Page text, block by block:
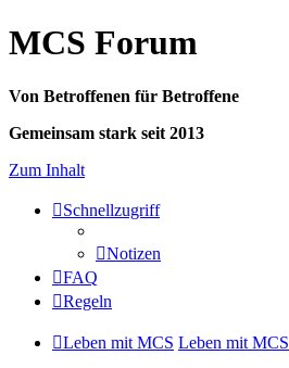
MCS Forum
Von Betroffenen für Betroffene
Gemeinsam stark seit 2013
Zum Inhalt
Schnellzugriff
Notizen
FAQ
Regeln
Leben mit MCS Leben mit MCS